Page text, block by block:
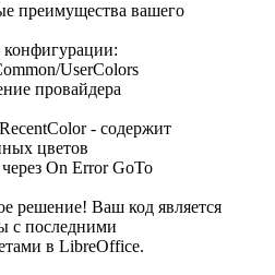
преимущества вашего
UserColors
провайдера
- содержит
цветов
On Error GoTo
решение! Ваш код является
с последними
в LibreOffice.